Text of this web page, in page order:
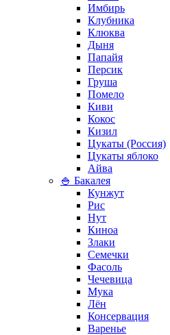
Имбирь
Клубника
Клюква
Дыня
Папайя
Персик
Груша
Помело
Киви
Кокос
Кизил
Цукаты (Россия)
Цукаты яблоко
Айва
🍚 Бакалея
Кунжут
Рис
Нут
Киноа
Злаки
Семечки
Фасоль
Чечевица
Мука
Лён
Консервация
Варенье